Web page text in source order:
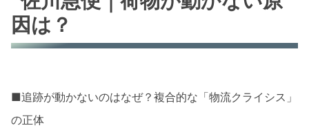
因は？
■追跡が動かないのはなぜ？複合的な「物流クライシス」
の正体